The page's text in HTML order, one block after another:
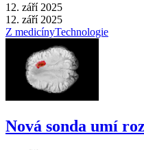
12. září 2025
12. září 2025
Z medicínyTechnologie
Nová sonda umí